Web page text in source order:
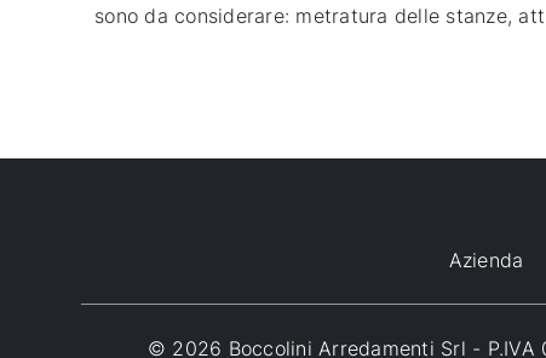
sono da considerare: metratura delle stanze,
Azienda
© 2026 Boccolini Arredamenti Srl - P.IVA